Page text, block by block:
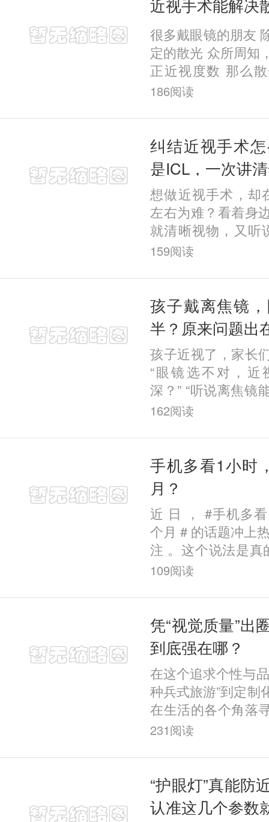
很多戴眼镜的朋友
定的散光 众所周知
正近视度数 那么
吗？ 近视和低于
手术
186阅读
纠结近视手术
是ICL，一次讲
想做近视手术，却
左右为难？看着身
就清晰视物，又听
妥，到底该怎么选
哪种
159阅读
孩子戴离焦镜
半？原来问题出
孩子近视了，家长
“眼镜选不对，近
深？” “听说离焦镜
用吗？” “为什么别
162阅读
手机多看1小时
月？
近 日 ， #手机多
个月 # 的话题冲上
注 。这个说法是真
学依据？ 今天，
开手
109阅读
凭“视觉质量”出
到底强在哪？
在这个追求个性与
种兵式旅游”到定制
在生活的各个角落
独特体验。而在屈
231阅读
“护眼灯”真能防
认准这几个参数